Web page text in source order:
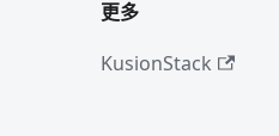
更多
KusionStack